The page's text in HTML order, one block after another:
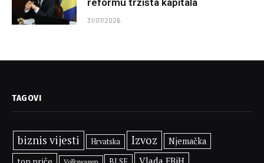
31/07/2026
TAGOVI
biznis vijesti Hrvatska Izvoz
Njemačka
Vlada FBiH